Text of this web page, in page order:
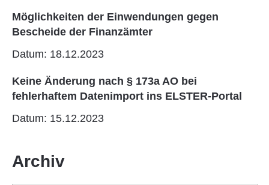
Möglichkeiten der Einwendungen gegen
Bescheide der Finanzämter
Datum: 18.12.2023
Keine Änderung nach § 173a AO bei
fehlerhaftem Datenimport ins ELSTER-Portal
Datum: 15.12.2023
Archiv